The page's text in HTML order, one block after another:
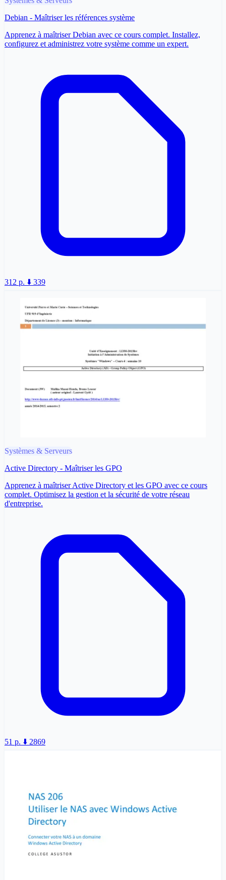
Debian - Maîtriser les références système
Apprenez à maîtriser Debian avec ce cours complet. Installez,
configurez et administrez votre système comme un expert.
312 p. ⬇️ 339
Systèmes & Serveurs
Active Directory - Maîtriser les GPO
Apprenez à maîtriser Active Directory et les GPO avec ce cours
complet. Optimisez la gestion et la sécurité de votre réseau
d'entreprise.
51 p. ⬇️ 2869